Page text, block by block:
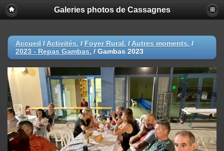
Galeries photos de Cassagnes
Accueil / Activités. / Foyer Rural. / Autres moments. /
2023 - Repas Gambas. / Gambas 2023